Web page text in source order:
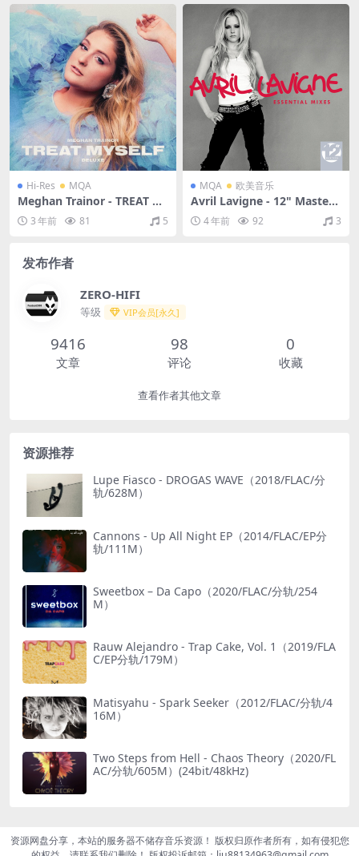
Hi-Res MQA
Meghan Trainor - TREAT M
YSELF (DELUXE)（2020/FLA
C/分轨/739M）(MQA/24bit/
3 年前 81 5
MQA 欧美音乐
Avril Lavigne - 12" Masters
- The Essential Mixes（201
0/FLAC/分轨/286M）(MQA/
4 年前 92 3
发布作者
ZERO-HIFI
等级 VIP会员[永久]
9416
文章
98
评论
0
收藏
查看作者其他文章
资源推荐
Lupe Fiasco - DROGAS WAVE（2018/FLAC/分
轨/628M）
Cannons - Up All Night EP（2014/FLAC/EP分
轨/111M）
Sweetbox – Da Capo（2020/FLAC/分轨/254
M）
Rauw Alejandro - Trap Cake, Vol. 1（2019/FLA
C/EP分轨/179M）
Matisyahu - Spark Seeker（2012/FLAC/分轨/4
16M）
Two Steps from Hell - Chaos Theory（2020/FL
AC/分轨/605M）(24bit/48kHz)
资源网盘分享，本站的服务器不储存音乐资源！ 版权归原作者所有，如有侵犯您